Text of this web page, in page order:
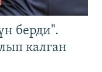
берди".
калган